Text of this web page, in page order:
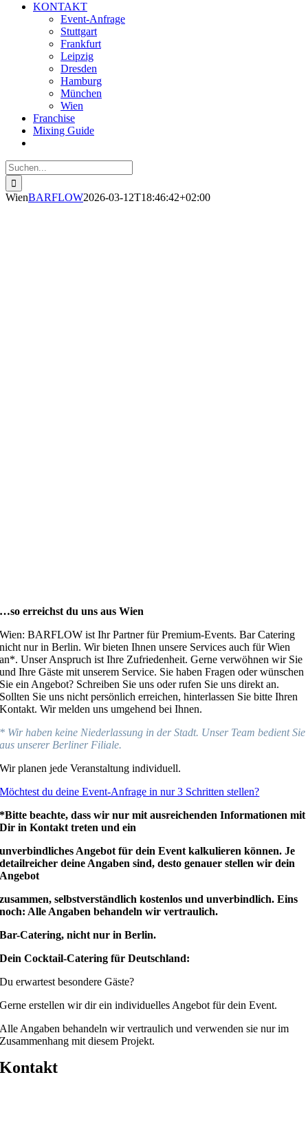
KONTAKT
Event-Anfrage
Stuttgart
Frankfurt
Leipzig
Dresden
Hamburg
München
Wien
Franchise
Mixing Guide
Suche
nach:
WienBARFLOW2026-03-12T18:46:42+02:00
…so erreichst du uns aus Wien
Wien: BARFLOW ist Ihr Partner für Premium-Events. Bar Catering
nicht nur in Berlin. Wir bieten Ihnen unsere Services auch für Wien
an*. Unser Anspruch ist Ihre Zufriedenheit. Gerne verwöhnen wir Sie
und Ihre Gäste mit unserem Service. Sie haben Fragen oder wünschen
Sie ein Angebot? Schreiben Sie uns oder rufen Sie uns direkt an.
Sollten Sie uns nicht persönlich erreichen, hinterlassen Sie bitte Ihren
Kontakt. Wir melden uns umgehend bei Ihnen.
* Wir haben keine Niederlassung in der Stadt. Unser Team bedient Sie
aus unserer Berliner Filiale.
Wir planen jede Veranstaltung individuell.
Möchtest du deine Event-Anfrage in nur 3 Schritten stellen?
*Bitte beachte, dass wir nur mit ausreichenden Informationen mit
Dir in Kontakt treten und ein
unverbindliches Angebot für dein Event kalkulieren können. Je
detailreicher deine Angaben sind, desto genauer stellen wir dein
Angebot
zusammen, selbstverständlich kostenlos und unverbindlich. Eins
noch: Alle Angaben behandeln wir vertraulich.
Bar-Catering, nicht nur in Berlin.
Dein Cocktail-Catering für Deutschland:
Du erwartest besondere Gäste?
Gerne erstellen wir dir ein individuelles Angebot für dein Event.
Alle Angaben behandeln wir vertraulich und verwenden sie nur im
Zusammenhang mit diesem Projekt.
Kontakt